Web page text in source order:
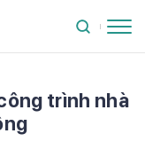
trình nhà